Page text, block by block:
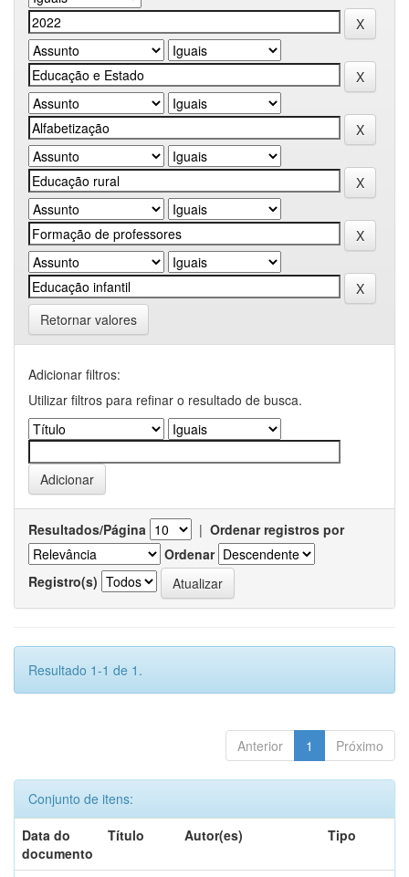
Retornar valores
Adicionar filtros:
Utilizar filtros para refinar o resultado de busca.
Resultados/Página | Ordenar registros por
Ordenar
Registro(s)
Resultado 1-1 de 1.
Anterior 1 Próximo
Conjunto de itens:
Data do
documento
Título Autor(es) Tipo